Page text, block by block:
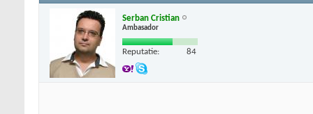
Serban Cristian
Ambasador
Reputatie: 84